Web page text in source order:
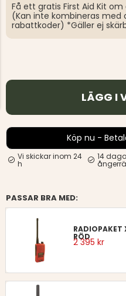
Få ett gratis First Aid Kit
(Kan inte kombineras med
rabattkoder) *Gäller ej
LÄGG I
Köp nu -
Vi skickar inom 24
h
14
PASSAR BRA MED:
RÖD
2 395 kr